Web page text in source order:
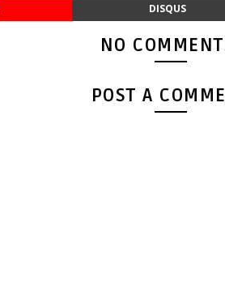
DISQUS
NO
POST A